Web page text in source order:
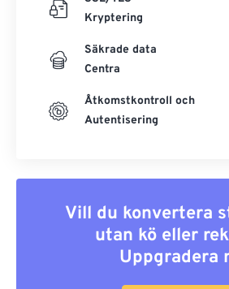
Kryptering
Säkrade data
Centra
Åtkomstkontroll och
Autentisering
Vill du konvertera
utan kö eller
Uppgradera